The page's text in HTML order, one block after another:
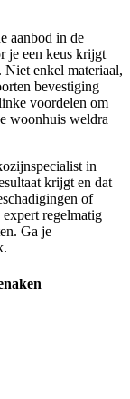
aanbod in de
je een keus krijgt
enkel materiaal,
bevestiging
voordelen om
woonhuis weldra
in
krijgt en dat
of
regelmatig
Ga je